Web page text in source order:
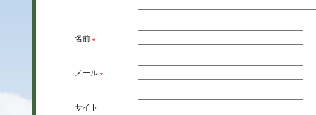
名前 *
メール *
サイト